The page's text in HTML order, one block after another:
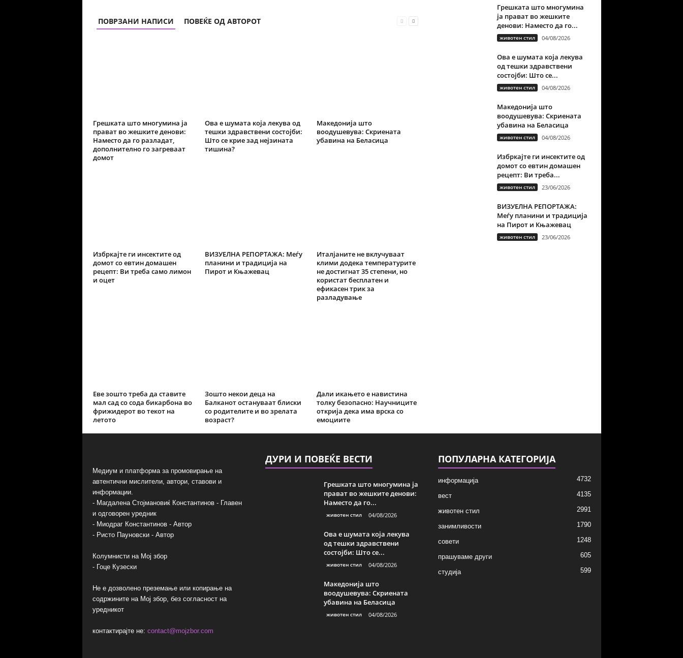
ПОВРЗАНИ НАПИСИ ПОВЕЌЕ ОД АВТОРОТ
Грешката што многумина ја
прават во жешките денови:
Наместо да го разладат,
дополнително го загреваат
домот
Ова е шумата која лекува од
тешки здравствени состојби:
Што се крие зад нејзината
тишина?
Македонија што
воодушевува: Скриената
убавина на Беласица
Избркајте ги инсектите од
домот со евтин домашен
рецепт: Ви треба само лимон
и оцет
ВИЗУЕЛНА РЕПОРТАЖА: Меѓу
планини и традиција на
Пирот и Књажевац
Италјаните не вклучуваат
клими додека температурите
не достигнат 35 степени, но
користат бесплатен и
ефикасен трик за
разладување
Еве зошто треба да ставите
мал сад со сода бикарбона во
фрижидерот во текот на
летото
Зошто некои деца на
Балканот остануваат блиски
со родителите и во зрелата
возраст?
Дали икањето е навистина
толку безопасно: Научниците
открија дека има врска со
емоциите
Грешката што многумина
ја прават во жешките
денови: Наместо да го...
животен стил 04/08/2026
Ова е шумата која лекува
од тешки здравствени
состојби: Што се...
животен стил 04/08/2026
Македонија што
воодушевува: Скриената
убавина на Беласица
животен стил 04/08/2026
Избркајте ги инсектите од
домот со евтин домашен
рецепт: Ви треба...
животен стил 23/06/2026
ВИЗУЕЛНА РЕПОРТАЖА:
Меѓу планини и традиција
на Пирот и Књажевац
животен стил 23/06/2026
Медиум и платформа за промовирање на
автентични мислители, автори, ставови и
информации.
- Магдалена Стојмановиќ Константинов - Главен
и одговорен уредник
- Миодраг Константинов - Автор
- Ристо Пауновски - Автор
Колумнисти на Мој збор
- Гоце Кузески
Не е дозволено преземање или копирање на
содржините на Мој збор, без согласност на
уредникот
контактирајте не: contact@mojzbor.com
ДУРИ И ПОВЕЌЕ ВЕСТИ
Грешката што многумина ја
прават во жешките денови:
Наместо да го...
животен стил 04/08/2026
Ова е шумата која лекува
од тешки здравствени
состојби: Што се...
животен стил 04/08/2026
Македонија што
воодушевува: Скриената
убавина на Беласица
животен стил 04/08/2026
ПОПУЛАРНА КАТЕГОРИЈА
информација 4732
вест 4135
животен стил 2991
занимливости 1790
совети 1248
прашуваме други 605
студија 599